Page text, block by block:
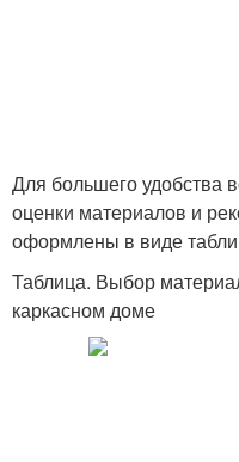
Для большего удобства
оценки материалов и
оформлены в виде
Таблица. Выбор
каркасном доме